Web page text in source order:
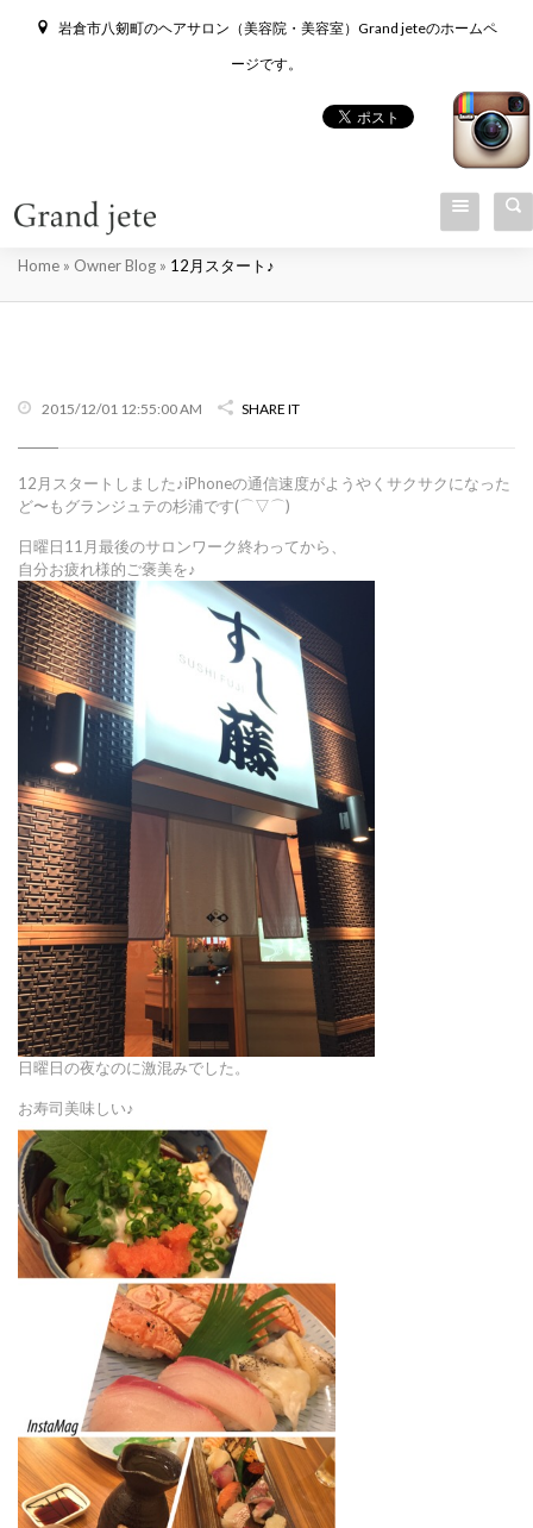
岩倉市八剱町のヘアサロン（美容院・美容室）Grand jeteのホームペ
ージです。
12月スタート♪
Home » Owner Blog » 12月スタート♪
2015/12/01 12:55:00 AM SHARE IT
12月スタートしました♪iPhoneの通信速度がようやくサクサクになった
ど〜もグランジュテの杉浦です(⌒▽⌒)
日曜日11月最後のサロンワーク終わってから、
自分お疲れ様的ご褒美を♪
日曜日の夜なのに激混みでした。
お寿司美味しい♪